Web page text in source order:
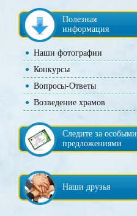
Полезная
информация
Наши фотографии
Конкурсы
Вопросы-Ответы
Возведение храмов
Следите за особыми
предложениями
Наши друзья